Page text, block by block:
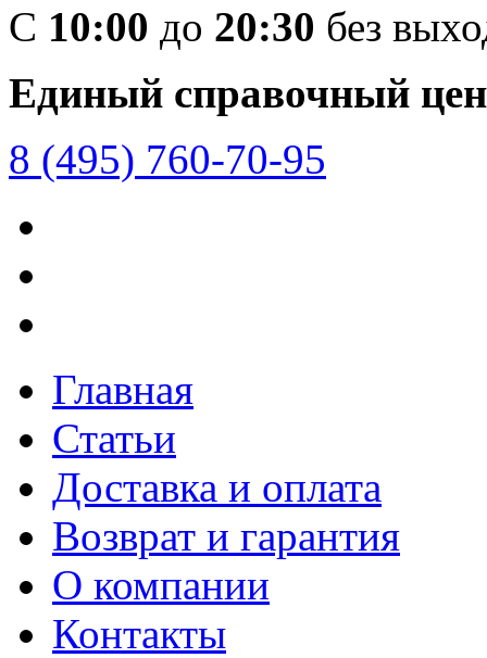
C 10:00 до 20:30 без
Единый справочный
8 (495) 760-70-95
Главная
Статьи
Доставка и оплата
Возврат и гарантия
О компании
Контакты